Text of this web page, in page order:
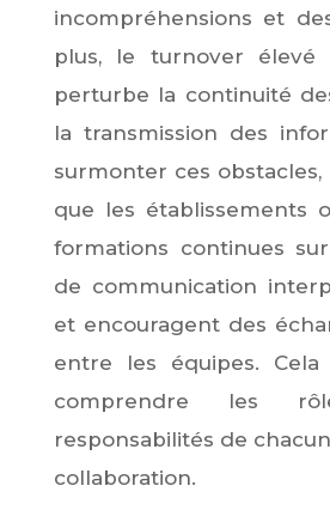
incompréhensions et
plus, le turnover élevé
perturbe la continuité
la transmission des
surmonter ces
que les établissements
formations continues
de communication
et encouragent des
entre les équipes.
comprendre les
responsabilités de
collaboration.